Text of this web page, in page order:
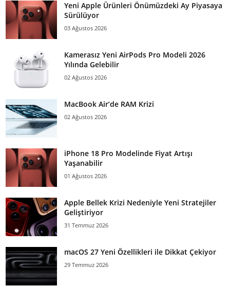
Yeni Apple Ürünleri Önümüzdeki Ay Piyasaya
Sürülüyor
03 Ağustos 2026
Kamerasız Yeni AirPods Pro Modeli 2026
Yılında Gelebilir
02 Ağustos 2026
MacBook Air’de RAM Krizi
02 Ağustos 2026
iPhone 18 Pro Modelinde Fiyat Artışı
Yaşanabilir
01 Ağustos 2026
Apple Bellek Krizi Nedeniyle Yeni Stratejiler
Geliştiriyor
31 Temmuz 2026
macOS 27 Yeni Özellikleri ile Dikkat Çekiyor
29 Temmuz 2026